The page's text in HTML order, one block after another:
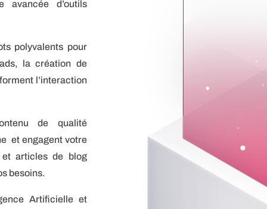
d’outils
polyvalents pour
la création de
l’interaction
de qualité
et engagent votre
articles de blog
besoins.
Artificielle et